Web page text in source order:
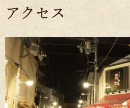
アクセス